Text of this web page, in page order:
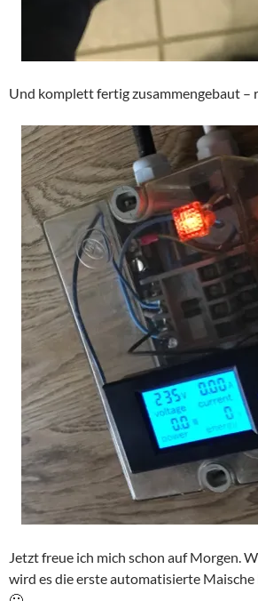
Und komplett fertig zusammengebaut –
Jetzt freue ich mich schon auf Morgen.
wird es die erste automatisierte